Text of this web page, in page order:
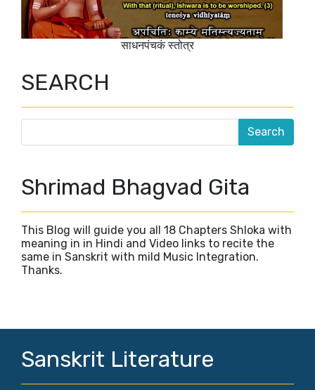
साधनपंचकं स्तोत्र
SEARCH
Shrimad Bhagvad Gita
This Blog will guide you all 18 Chapters Shloka with
meaning in in Hindi and Video links to recite the
same in Sanskrit with mild Music Integration.
Thanks.
Sanskrit Literature